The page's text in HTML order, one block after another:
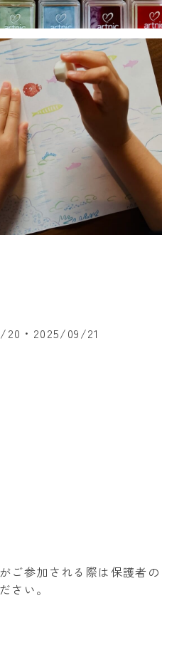
20 2025/09/21
ご参加される際は保護者の
さい。